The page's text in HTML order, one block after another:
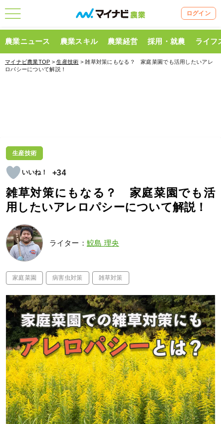
ログイン
農業ニュース 農業スキル 農業経営 採用・就農 ライフ
マイナビ農業TOP >生産技術 > 雑草対策にもなる？ 家庭菜園でも活用したいアレ
ロパシーについて解説！
生産技術
+34
雑草対策にもなる？ 家庭菜園でも活
用したいアレロパシーについて解説！
ライター： 鮫島 理央
家庭菜園 病害虫対策 雑草対策